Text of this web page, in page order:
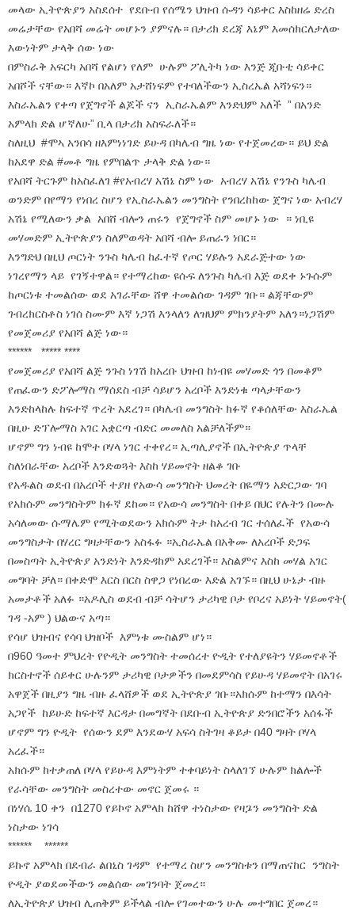
መላው ኢትዮጵያን አስደሰተ የደቡብ የሰሜን ህዝብ ሱዳን ሳይቀር እስከዘሬ ድረስ
መሬታቸው የአበሻ መሬት መሆኑን ያምናሉ። በታሪክ ደረጃ እኔም እመሰክርለታለው
እውነትም ታላቅ ሰው ነው
በምስራቅ አፍርካ አበሻ የልሆነ የለም ሁሉም ፖሊትካ ነው እንጅ ጂቡቲ ሳይቀር
አበሾች ናቸው። እኛኮ በአለም አታሸነፍም የተባለችውን ኢስረኤል አሻነፍን።
እስራኤልን የቀጣ የጀግኖች ልጆች ናን ኢስራኤልም እንድህም አለች ” በአንድ
አምላክ ድል ሆኛለሁ” ቢላ በታሪክ አስፍራለች።
ስለዚህ #ሞኣ አንበሳ ዘእምነነገድ ይሁዳ በካሌብ ግዜ ነው የተጀመረው። ይህ ድል
ከአደዋ ድል #መቶ ግዜ የምበልጥ ታላቅ ድል ነው።
የአበሻ ትርጉም ከአስፈለገ #የአብረሃ አሽኔ ስም ነው አብረሃ አሽኔ የንጉስ ካሌብ
ወንድም በየማን የነበረ ስሆን የኢስራኤልን መንግስት የንበረከከው ጀግና ነው አብረሃ
አሽኔ የሚለውን ቃል አበሸ ብሎን ጠሩን የጀግኖች ስም መሆኑ ነው ። ነቢዩ
መሃመድም ኢትዮጵያን ስለምወዳት አበሻ ብሎ ይጠራን ነበር።
እንግድህ በዚህ ጦርነት ንጉስ ካሌብ ከፈተኛ የጦር ሃይሉን አደራጅተው ነው
ነገረየማን ላይ የገኝተዋል። የተማረከው ዩሱፍ ለንጉስ ካሌብ እጅ ወደቀ ኑጉሱም
ከጦርነቱ ተመልሰው ወደ አገራቸው ሸዋ ተመልሰው ገዳም ገቡ። ልጃቸውም
ገብረክርስቶስ ነገሰ ስሙም እኛ ነጋሽ እንላለን ለዝህም ምክንያትም አለን።ነጋሽም
የመጀመሪያ የአበሻ ልጅ ነው።
****** ***** ****
የመጀመሪያ የአበሻ ልጅ ንጉስ ነገሽ ከአረቡ ህዝብ ከነብዩ መሃመድ ጎን በመቆም
የጠፈውን ድፖሎማስ ማሰደስ ብቻ ሳይሆን አረቦች እንድነቁ ጣላታቸውን
እንድከላከሉ ከፍተኛ ጥረት አደረገ። በካሌብ መንግስት ክፉኛ የቆሰለቸው እስራኤል
በዚሁ ድፕሎማስ አገር አቋርጣ ብድር መመለስ አልቻለችም።
ሆኖም ግን ነብዩ ከሞተ ቦሃላ ነገር ተቀየረ። ኢጣሊያኖች በኢትዮጵያ ጥላቸ
ስለነበራቸው አረቦች እንድወጓት እስከ ሃይመኖት ዘልቆ ገቡ
የአዱልስ ወደብ በአረቦች ተያዘ የአውሳ መንግስት ህመረት በዬማን አድርጋው ገባ
የአክሱም መንግስትም ክፉኛ ደከመ። የአውሳ መንግስት በቀይ በህር የሉትን በሙሉ
አሳለመው ሱማሌም የሚትወደውን አክሱም ትታ ከአረብ ገር ተሰለፈች የአውሳ
መንግስታት በሃረር ግዛታቸውን አስፋፉ ።ኢስራኤል በአቅሙ ለአረቦች ድጋፍ
በመስጣት ኢትዮጵያ አንድነት እንድዳከም አደረገች። እስልምና እስከ መሃል አገር
መግባት ቻለ። በቀድሞ እርስ በርስ ስዋጋ የነበረው እድል አገኙ። በዚህ ሁኔታ ብዙ
አመታቶች አለፉ ።አዶሊስ ወደብ ብቻ ሳትሆን ታሪካዊ ቦታ የቦረና አይነት ሃይመኖት(
ገዳ -አም ) ህልውና አጣ።
የሳሆ ህዝብና የሳባ ህዝቦች እምነቱ ሙስልም ሆነ።
በ960 ዓመተ ምህረት የዮዲት መንግስት ተመሰረተ ዮዲት የተለያዩትን ሃይመኖቶች
ክርስተኖች ሰይቀር ሁሉንም ታሪካዊ ቦታዎችን በመደምሳስ የይሁዳ ሃይመኖት በአገሩ
አዋጀች በዚያን ግዜ ብዙ ፈላሸዎች ወደ ኢትዮጵያ ገቡ።አክሱም ከተማን በእሳት
አጋየች ከይሁድ ከፍተኛ እርዳታ በመግኛት በደቡብ ኢትዮጵያ ድንበሮችን አሰፋች
ሆኖም ግን ዮዲት የሰውን ደም እንደውሃ አፍሳ ስትገዛ ቆይታ በ40 ግዛት ቦሃላ
አረፈች።
አክሱም ከተቃጠለ ቦሃላ የይሁዳ እምነትም ተቀባይነት ስላለገኘ ሁሉም ክልሎች
የራሳቸው መንግስት መስረተው መኖር ጀመሩ ።
በነሃሴ 10 ቀን በ1270 የይኮኖ አምላክ ከሸዋ ተነስታው የዛጔን መንግስት ድል
ነስታው ነገሳ
****** ******
ይኩኖ አምላክ በደብራ ልበኒስ ገዳም የተማረ ስሆን መንግስቱን በማጠናከር ንግስት
ዮዲት ያወደመችውን መልሰው መገንባት ጀመረ።
ለኢትዮጵያ ህዝብ ሊጠቅም ይችላል ብሎ የገመተውን ሁሉ መተግበር ጀመረ።